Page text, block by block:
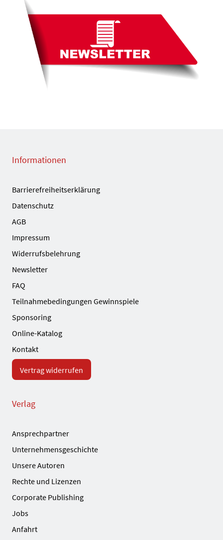
Informationen
Barrierefreiheitserklärung
Datenschutz
AGB
Impressum
Widerrufsbelehrung
Newsletter
FAQ
Teilnahmebedingungen Gewinnspiele
Sponsoring
Online-Katalog
Kontakt
Vertrag widerrufen
Verlag
Ansprechpartner
Unternehmensgeschichte
Unsere Autoren
Rechte und Lizenzen
Corporate Publishing
Jobs
Anfahrt